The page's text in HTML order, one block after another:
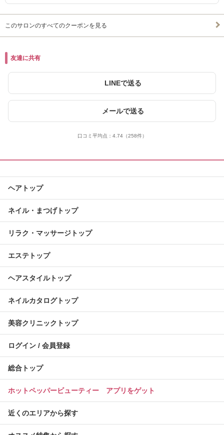
このサロンのすべてのクーポンを見る
友達に共有
LINEで送る
メールで送る
口コミ平均点： 4.74（258件）
ヘアトップ
ネイル・まつげトップ
リラク・マッサージトップ
エステトップ
ヘアスタイルトップ
ネイルカタログトップ
美容クリニックトップ
ログイン / 会員登録
総合トップ
ホットペッパービューティー アプリをゲット
近くのエリアから探す